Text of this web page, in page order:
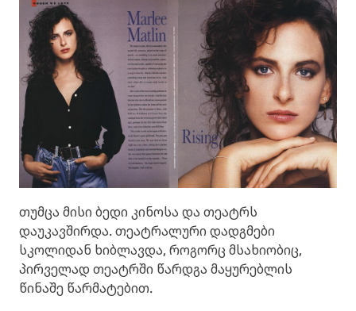
თუმცა მისი ბედი კინოსა და თეატრს
დაუკავშირდა. თეატრალური დადგმები
სკოლიდან ხიბლავდა, როგორც მსახიობიც,
პირველად თეატრში წარდგა მაყურებლის
წინაშე წარმატებით.